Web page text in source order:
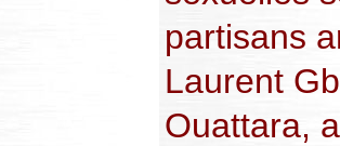
partisans
Laurent
Ouattara,